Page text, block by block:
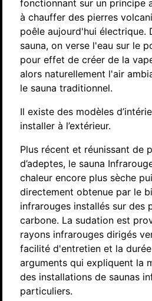
fonctionnant sur un principe
à chauffer des pierres
poêle aujourd'hui électrique.
sauna, on verse l'eau sur le
pour effet de créer de la
alors naturellement l'air
le sauna traditionnel.
Il existe des modèles
installer à l’extérieur.
Plus récent et réunissant de
d’adeptes, le sauna
chaleur encore plus sèche
directement obtenue par le
infrarouges installés sur des
carbone. La sudation est
rayons infrarouges dirigés
facilité d'entretien et la
arguments qui expliquent la
des installations de saunas
particuliers.